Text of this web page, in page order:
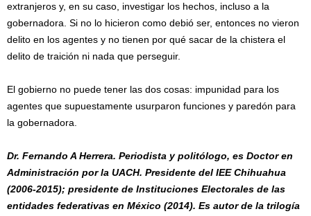
extranjeros y, en su caso, investigar los hechos, incluso a la
gobernadora. Si no lo hicieron como debió ser, entonces no vieron
delito en los agentes y no tienen por qué sacar de la chistera el
delito de traición ni nada que perseguir.
El gobierno no puede tener las dos cosas: impunidad para los
agentes que supuestamente usurparon funciones y paredón para
la gobernadora.
Dr. Fernando A Herrera. Periodista y politólogo, es Doctor en
Administración por la UACH. Presidente del IEE Chihuahua
(2006-2015); presidente de Instituciones Electorales de las
entidades federativas en México (2014). Es autor de la trilogía